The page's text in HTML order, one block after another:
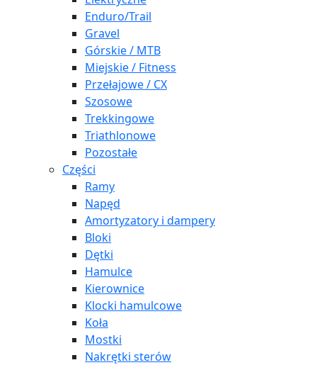
Enduro/Trail
Gravel
Górskie / MTB
Miejskie / Fitness
Przełajowe / CX
Szosowe
Trekkingowe
Triathlonowe
Pozostałe
Części
Ramy
Napęd
Amortyzatory i dampery
Bloki
Dętki
Hamulce
Kierownice
Klocki hamulcowe
Koła
Mostki
Nakrętki sterów